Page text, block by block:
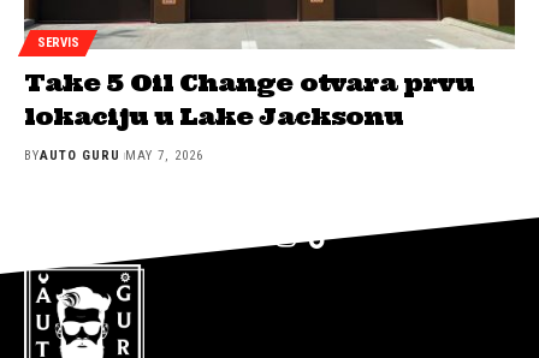
SERVIS
Take 5 Oil Change otvara prvu
lokaciju u Lake Jacksonu
BYAUTO GURU MAY 7, 2026